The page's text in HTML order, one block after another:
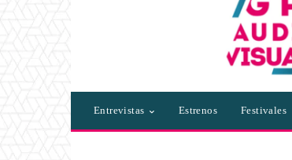
Entrevistas Estrenos Festivales